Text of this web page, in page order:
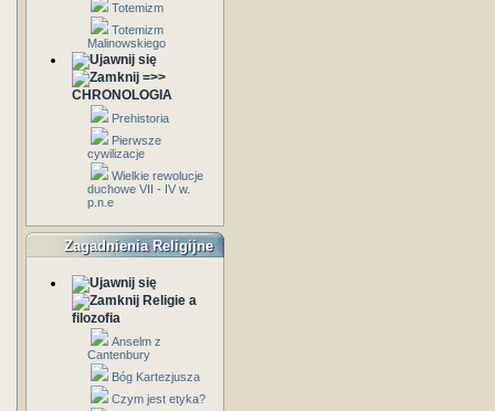
Totemizm
Totemizm
Malinowskiego
=>>
CHRONOLOGIA
Prehistoria
Pierwsze
cywilizacje
Wielkie rewolucje
duchowe VII - IV w.
p.n.e
Zagadnienia Religijne
Religie a
filozofia
Anselm z
Cantenbury
Bóg Kartezjusza
Czym jest etyka?